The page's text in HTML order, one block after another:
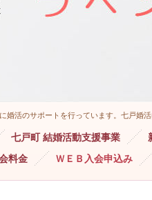
活のサポートを行っています。七戸婚活
七戸町 結婚活動支援事業
料金 ＷＥＢ入会申込み